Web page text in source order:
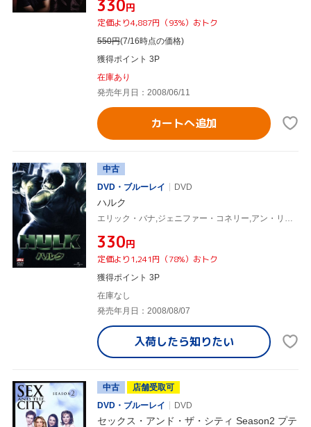
¥330円
定価より4,887円（93%）おトク
550円(7/16時点の価格)
獲得ポイント 3P
在庫あり
発売年月日：2008/06/11
カートへ追加
中古
DVD・ブルーレイ
DVD
ハルク
¥330円
定価より1,241円（78%）おトク
獲得ポイント 3P
在庫なし
発売年月日：2008/08/07
入荷したら知りたい
中古
店舗受取可
DVD・ブルーレイ
DVD
セックス・アンド・ザ・シティ Season2 プテ